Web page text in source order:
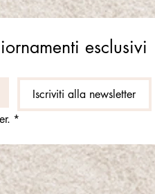
esclusivi
Iscriviti alla newsletter
*